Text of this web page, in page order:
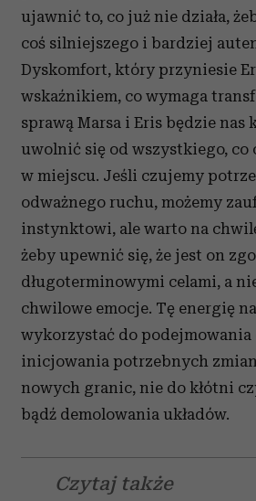
ujawnić to, co już nie działa,
coś silniejszego i bardziej
Dyskomfort, który przyniesie
wskaźnikiem, co wymaga
sprawą Marsa i Eris będzie nas
uwolnić się od wszystkiego, co
w miejscu. Jeśli czujemy
odważnego ruchu, możemy
instynktowi, ale warto na
żeby upewnić się, że jest on
długoterminowymi celami, a
chwilowe emocje. Tę energię
wykorzystać do podejmowania
inicjowania potrzebnych
nowych granic, nie do kłótni
bądź demolowania układów.
Czytaj także